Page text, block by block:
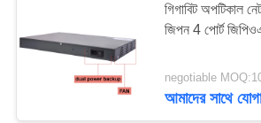
জিপিওএন ওল্ট
গিগাবিট অপটিকাল
জিপন 4 পোর্ট
negotiable
আমাদের সাথে